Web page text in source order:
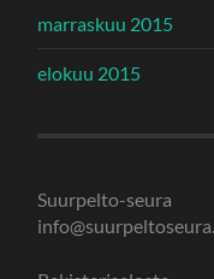
marraskuu 2015
elokuu 2015
Suurpelto-seura